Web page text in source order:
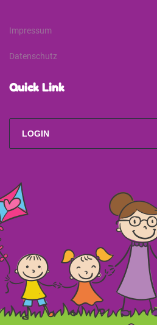
Impressum
Datenschutz
Quick Link
LOGIN